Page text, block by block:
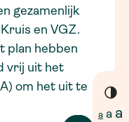
a a a
gezamenlijk
en VGZ.
plan hebben
vrij uit het
om het uit te